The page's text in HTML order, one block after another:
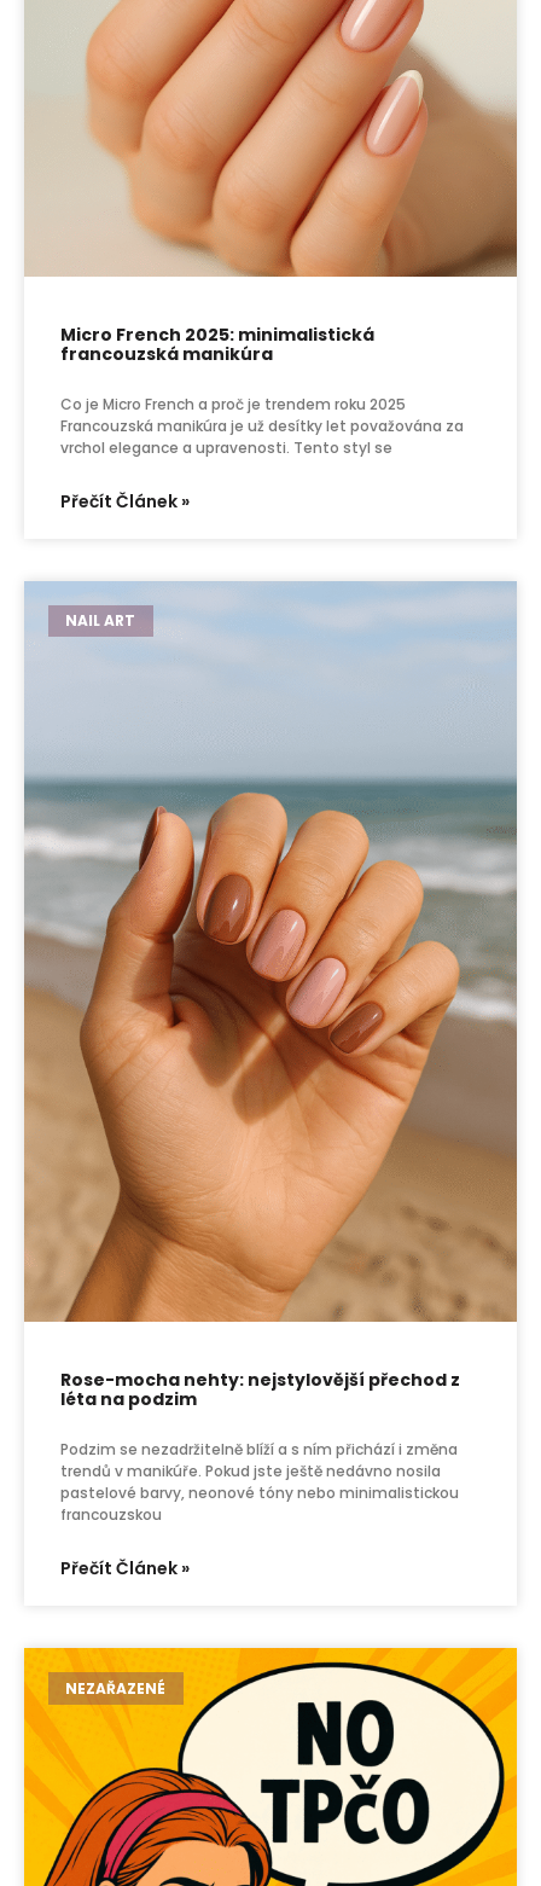
Micro French 2025: minimalistická
francouzská manikúra
Co je Micro French a proč je trendem roku 2025
Francouzská manikúra je už desítky let považována za
vrchol elegance a upravenosti. Tento styl se
Přečít Článek »
NAIL ART
Rose-mocha nehty: nejstylovější přechod z
léta na podzim
Podzim se nezadržitelně blíží a s ním přichází i změna
trendů v manikúře. Pokud jste ještě nedávno nosila
pastelové barvy, neonové tóny nebo minimalistickou
francouzskou
Přečít Článek »
NEZAŘAZENÉ